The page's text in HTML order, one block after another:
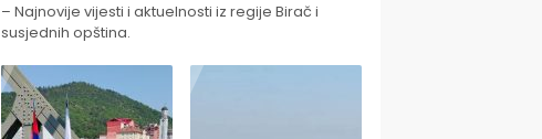
– Najnovije vijesti i aktuelnosti iz regije Birač i
susjednih opština.